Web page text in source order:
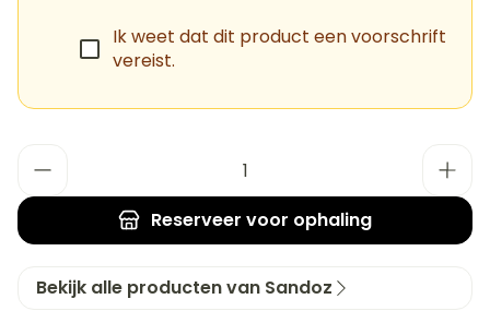
Ik weet dat dit product een voorschrift
vereist.
Reserveer voor ophaling
Bekijk alle producten van Sandoz